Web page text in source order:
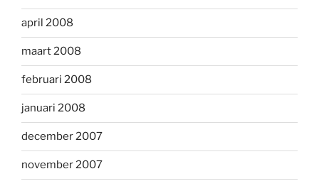
april 2008
maart 2008
februari 2008
januari 2008
december 2007
november 2007